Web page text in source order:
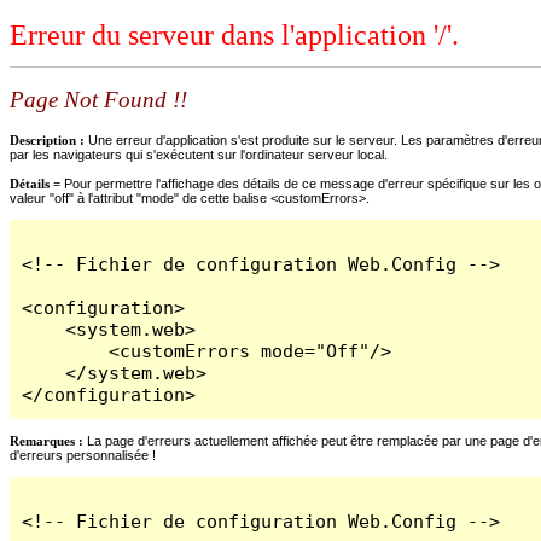
Erreur du serveur dans l'application '/'.
Page Not Found !!
Description : Une erreur d'application s'est produite sur le serveur. Les paramètres
par les navigateurs qui s'exécutent sur l'ordinateur serveur local.
Détails = Pour permettre l'affichage des détails de ce message d'erreur spécifique sur
valeur "off" à l'attribut "mode" de cette balise <customErrors>.
<!-- Fichier de configuration Web.Config -->
<configuration>
    <system.web>
        <customErrors mode="Off"/>
    </system.web>
</configuration>
Remarques : La page d'erreurs actuellement affichée peut être remplacée par une page
d'erreurs personnalisée !
<!-- Fichier de configuration Web.Config -->